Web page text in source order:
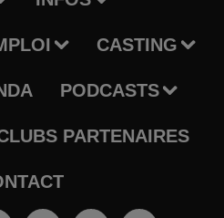
CASTING
PODCASTS
PARTENAIRES